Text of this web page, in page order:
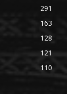
291
163
128
121
110